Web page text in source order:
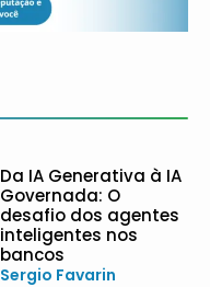
Da IA Generativa à IA
Governada: O
desafio dos agentes
inteligentes nos
bancos
Sergio Favarin